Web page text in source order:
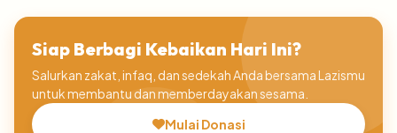
Siap Berbagi Kebaikan Hari Ini?
Salurkan zakat, infaq, dan sedekah Anda bersama Lazismu
untuk membantu dan memberdayakan sesama.
Mulai Donasi